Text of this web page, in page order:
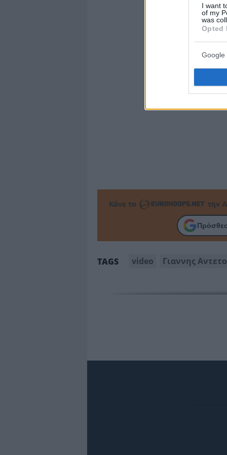
I want
of my
was
Opted
Google
Κάνε το την
TAGS video Γιαννης